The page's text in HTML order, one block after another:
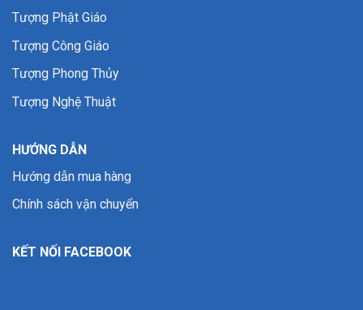
Tượng Phật Giáo
Tượng Công Giáo
Tượng Phong Thủy
Tượng Nghệ Thuật
HƯỚNG DẪN
Hướng dẫn mua hàng
Chính sách vận chuyển
KẾT NỐI FACEBOOK